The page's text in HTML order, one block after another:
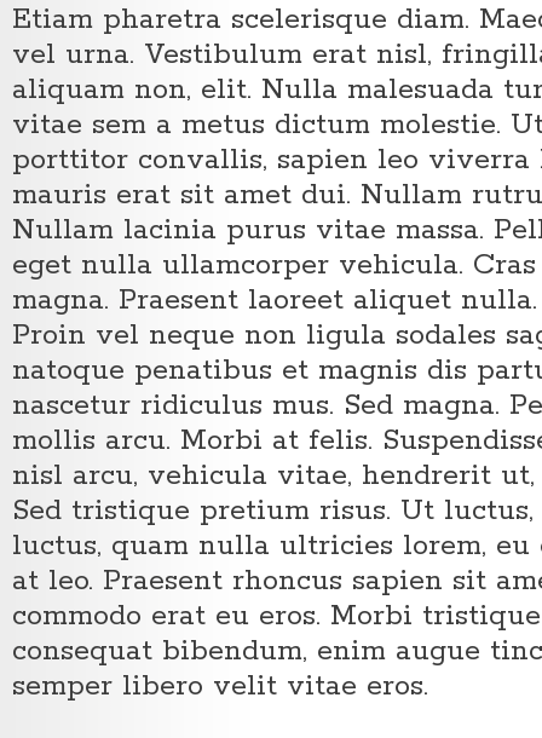
Etiam pharetra scelerisque diam.
vel urna. Vestibulum erat nisl,
aliquam non, elit. Nulla malesuada
vitae sem a metus dictum molestie.
porttitor convallis, sapien leo viverra
mauris erat sit amet dui. Nullam
Nullam lacinia purus vitae massa.
eget nulla ullamcorper vehicula. Cras
magna. Praesent laoreet aliquet
Proin vel neque non ligula sodales
natoque penatibus et magnis dis
nascetur ridiculus mus. Sed magna.
mollis arcu. Morbi at felis.
nisl arcu, vehicula vitae, hendrerit ut,
Sed tristique pretium risus. Ut
luctus, quam nulla ultricies lorem,
at leo. Praesent rhoncus sapien sit
commodo erat eu eros. Morbi
consequat bibendum, enim augue
semper libero velit vitae eros.